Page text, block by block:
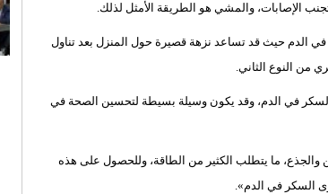
الإصابات، والمشي هو الطريقة الأمثل لذلك.
الدم حيث قد تساعد نزهة قصيرة حول المنزل بعد تناول
من النوع الثاني.
في ضبط مستوى السكر في الدم، وقد يكون وسيلة بسيطة لتحسين الصحة في
ما يتطلب الكثير من الطاقة، وللحصول على هذه
السكر في الدم».